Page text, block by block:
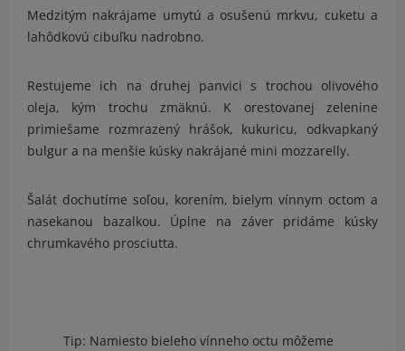
Medzitým nakrájame umytú a osušenú mrkvu, cuketu a
lahôdkovú cibuľku nadrobno.
Restujeme ich na druhej panvici s trochou olivového
oleja, kým trochu zmäknú. K orestovanej zelenine
primiešame rozmrazený hrášok, kukuricu, odkvapkaný
bulgur a na menšie kúsky nakrájané mini mozzarelly.
Šalát dochutíme soľou, korením, bielym vínnym octom a
nasekanou bazalkou. Úplne na záver pridáme kúsky
chrumkavého prosciutta.
Tip: Namiesto bieleho vínneho octu môžeme